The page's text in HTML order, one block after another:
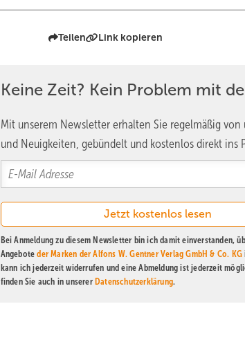
Teilen Link kopieren
Keine Zeit? Kein Problem mit
Mit unserem Newsletter erhalten Sie regelmäßig
und Neuigkeiten, gebündelt und kostenlos direkt ins
Bei Anmeldung zu diesem Newsletter bin ich damit einverstanden,
Angeboteder Marken der Alfons W. Gentner Verlag GmbH & Co. KG
kann ich jederzeit widerrufen und eine Abmeldung ist jederzeit
finden Sie auch in unserer Datenschutzerklärung.